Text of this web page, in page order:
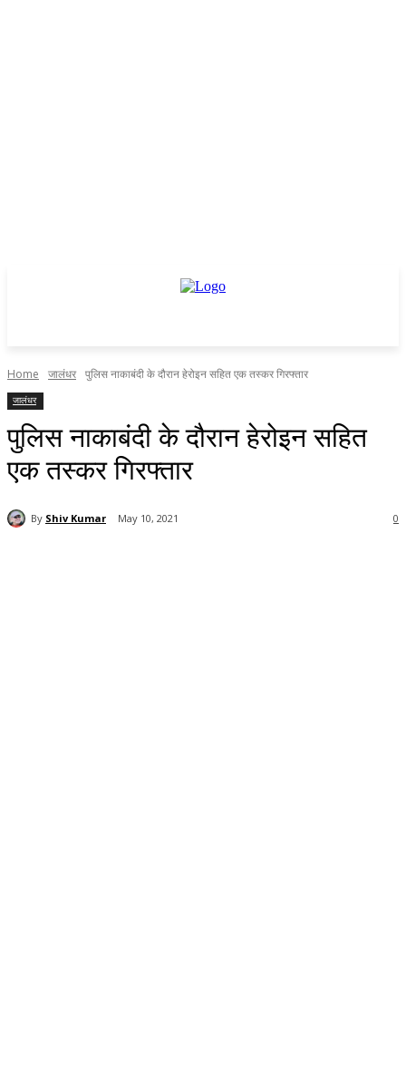
Home जालंधर पुलिस नाकाबंदी के दौरान हेरोइन सहित एक तस्कर गिरफ्तार
जालंधर
पुलिस नाकाबंदी के दौरान हेरोइन सहित
एक तस्कर गिरफ्तार
By Shiv Kumar May 10, 2021 0